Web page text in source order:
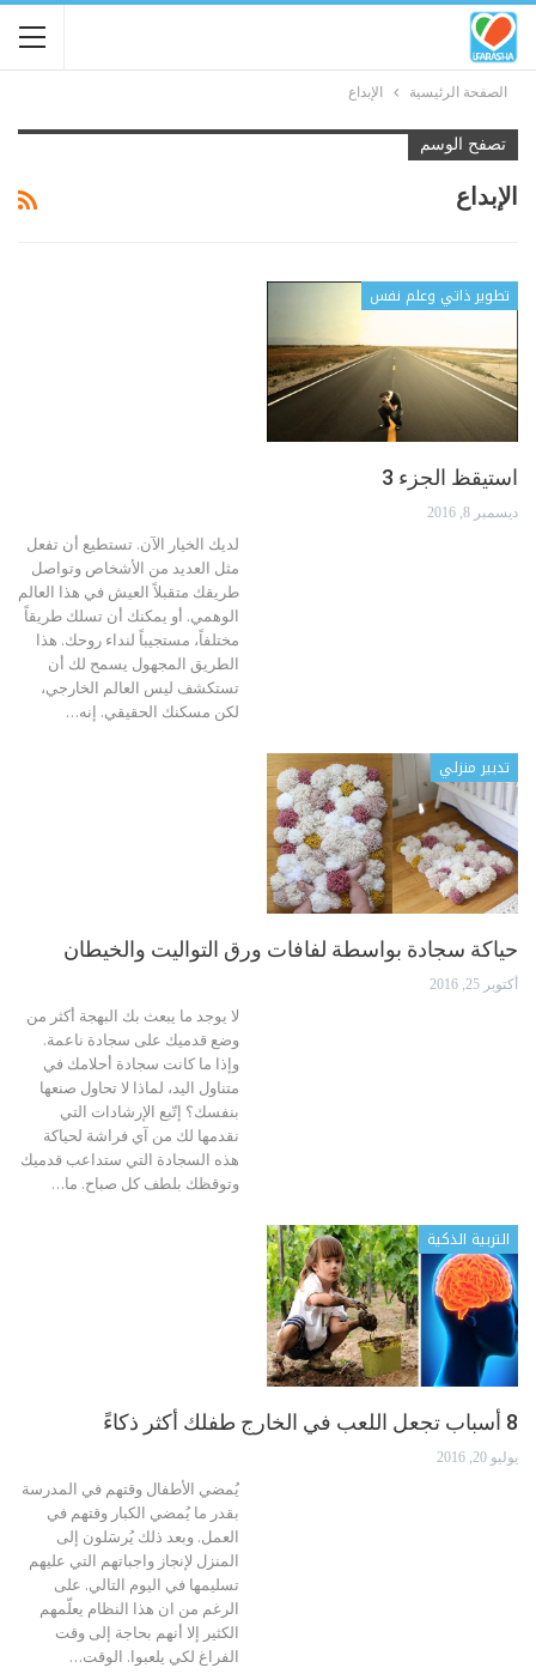
الصفحة الرئيسية الإبداع
تصفح الوسم
الإبداع
تطوير ذاتي وعلم نفس
استيقظ الجزء 3
ديسمبر 8, 2016
لديك الخيار الآن. تستطيع أن تفعل
مثل العديد من الأشخاص وتواصل
طريقك متقبلاً العيش في هذا العالم
الوهمي. أو يمكنك أن تسلك طريقاً
مختلفاً، مستجيباً لنداء روحك. هذا
الطريق المجهول يسمح لك أن
تستكشف ليس العالم الخارجي،
لكن مسكنك الحقيقي. إنه…
تدبير منزلي
حياكة سجادة بواسطة لفافات ورق التواليت والخيطان
أكتوبر 25, 2016
لا يوجد ما يبعث بك البهجة أكثر من
وضع قدميك على سجادة ناعمة.
وإذا ما كانت سجادة أحلامك في
متناول اليد، لماذا لا تحاول صنعها
بنفسك؟ إتّبع الإرشادات التي
نقدمها لك من آي فراشة لحياكة
هذه السجادة التي ستداعب قدميك
وتوقظك بلطف كل صباح. ما…
التربية الذكية
8 أسباب تجعل اللعب في الخارج طفلك أكثر ذكاءً
يوليو 20, 2016
يُمضي الأطفال وقتهم في المدرسة
بقدر ما يُمضي الكبار وقتهم في
العمل. وبعد ذلك يُرسَلون إلى
المنزل لإنجاز واجباتهم التي عليهم
تسليمها في اليوم التالي. على
الرغم من ان هذا النظام يعلّمهم
الكثير إلا أنهم بحاجة إلى وقت
الفراغ لكي يلعبوا. الوقت…